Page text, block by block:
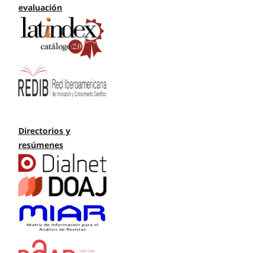
evaluación
Directorios y
resúmenes